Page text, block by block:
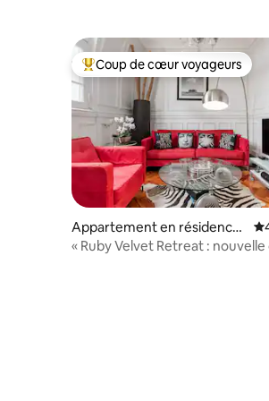
Coups de cœur voyageurs les
Coup de cœur voyageurs
Appartement en résidence
⋅ Buenos Aires
« Ruby Velvet Retreat : nouvelle